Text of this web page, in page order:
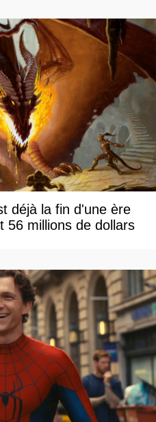
déjà la fin d'une ère
56 millions de dollars